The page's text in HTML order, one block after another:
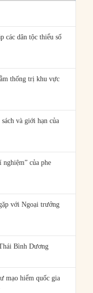
các dân tộc thiểu số
thống trị khu vực
và giới hạn của
của phe
với Ngoại trưởng
Bình Dương
mạo hiểm quốc gia